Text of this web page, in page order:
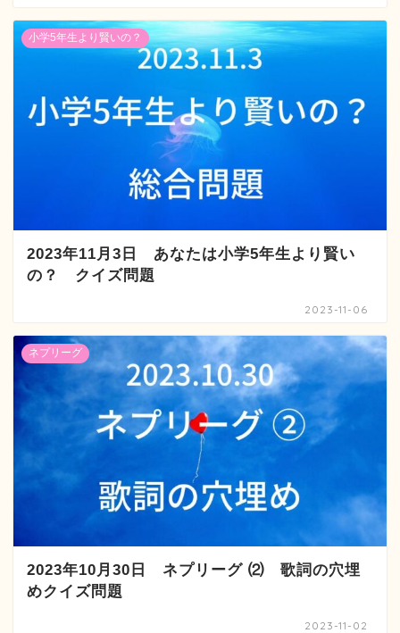
小学5年生より賢いの？
2023年11月3日 あなたは小学5年生より賢い
の？ クイズ問題
2023-11-06
ネプリーグ
2023年10月30日 ネプリーグ ⑵ 歌詞の穴埋
めクイズ問題
2023-11-02